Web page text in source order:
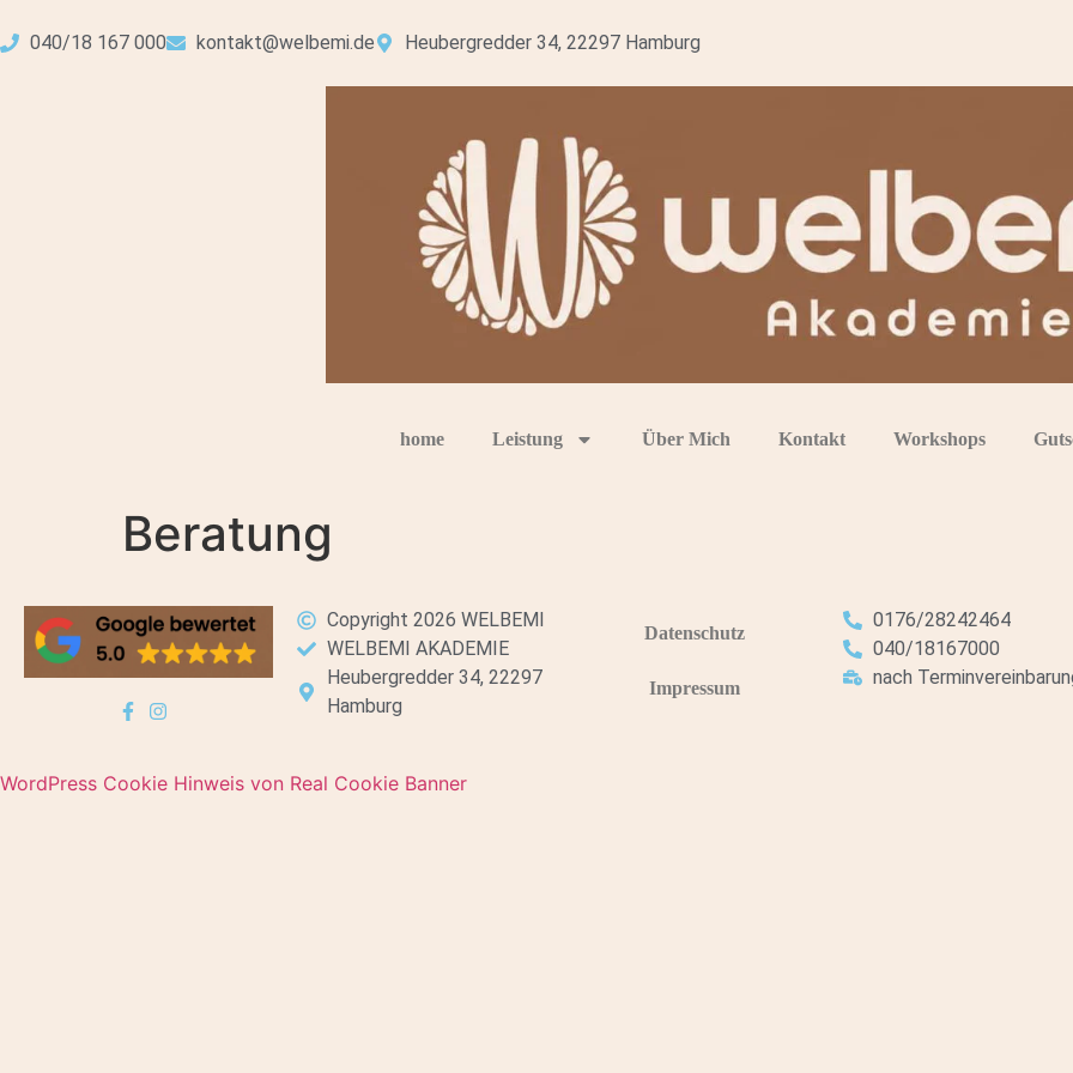
040/18 167 000 kontakt@welbemi.de Heubergredder 34, 22297 Hamburg
home Leistung Über Mich Kontakt Workshops
Beratung
Copyright 2026 WELBEMI
WELBEMI AKADEMIE
Heubergredder 34, 22297
Hamburg
Datenschutz
Impressum
0176/28242464
040/18167000
nach
WordPress Cookie Hinweis von Real Cookie Banner